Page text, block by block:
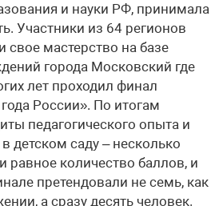
и науки РФ, принимала
Участники из 64 регионов
свое мастерство на базе
города Московский где
лет проходил финал
России». По итогам
педагогического опыта и
детском саду – несколько
равное количество баллов, и
претендовали не семь, как
а сразу десять человек.